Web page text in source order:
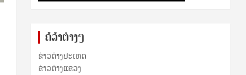
ຄໍລຳຕ່າງໆ
ຂ່າວຕ່າງປະເທດ
ຂ່າວ​ຕ່າງ​ແຂວງ